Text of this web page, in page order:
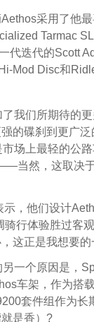
采用了他
Tarmac
代迭代的Scott
Mod Disc和
我们所期待的
的碟刹到更广泛
场上最轻的公
当然，这取决
，他们设计
骑行体验胜过客
这正是我想要
一个原因是，
车架，作为搭
套件组作为长
是香）?